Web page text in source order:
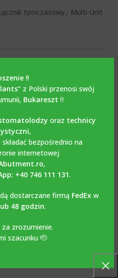
‼️
z Polski przenosi swój
Bukareszt ‼️
oraz technicy
,
bezpośrednio na
internetowej
,
+40 746 111 131.
dostarczane firmą FedExw
48 godzin.
zrozumienie.
szacunku 🫡
tymczasowy, Multi-Unit
Unit Titanium ze śrubą /
with ALPHA BIO
Titanium ze śrubą /
with ALPHA BIO INTERNAL
jest z tytanu Grade 5-6AL4V.
Zalecany moment
przykręcanych
dobrą retencję
Stosuje się go
protetycznym. Można go
jak i cyfrowych z
Dental Wings, 3 Shape,
www.abutment.ro.